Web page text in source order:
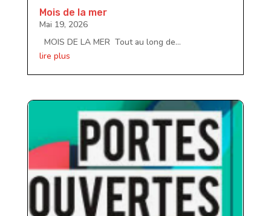
Mois de la mer
Mai 19, 2026
MOIS DE LA MER Tout au long de...
lire plus